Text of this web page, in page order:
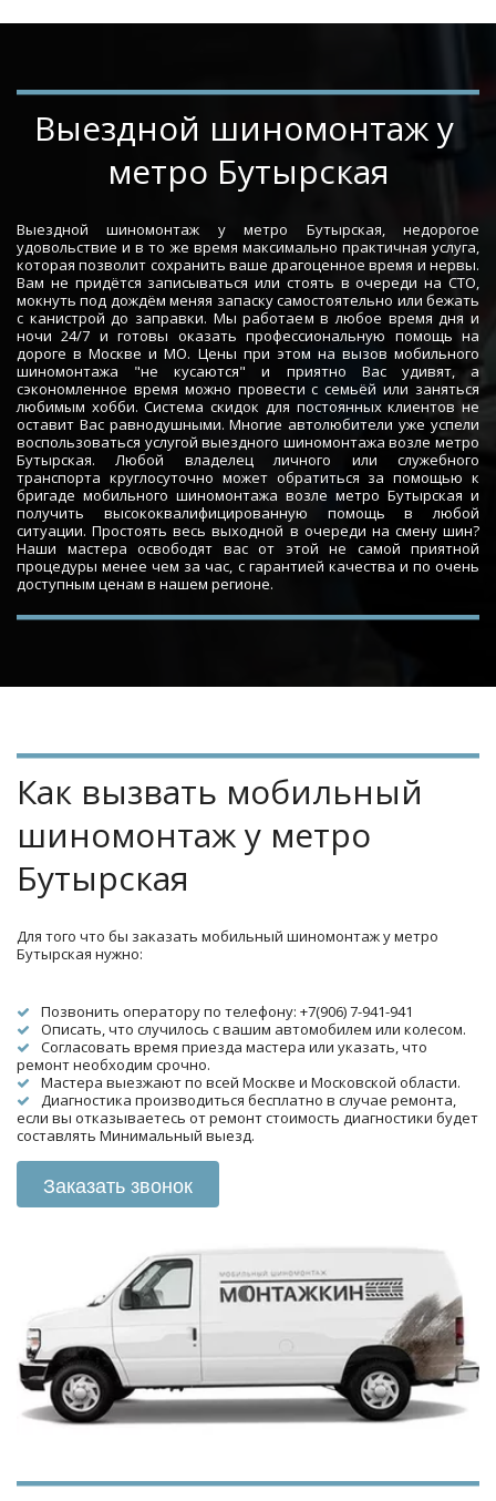
­­­­Выездной шиномонтаж у
метро Бутырская
Выездной шиномонтаж у метро Бутырская, недорогое
удовольствие и в то же время максимально практичная услуга,
которая позволит сохранить ваше драгоценное время и нервы.
Вам не придётся записываться или стоять в очереди на СТО,
мокнуть под дождём меняя запаску самостоятельно или бежать
с канистрой до заправки. Мы работаем в любое время дня и
ночи 24/7 и готовы оказать профессиональную помощь на
дороге в Москве и МО. Цены при этом на вызов мобильного
шиномонтажа "не кусаются" и приятно Вас удивят, а
сэкономленное время можно провести с семьёй или заняться
любимым хобби. Система скидок для постоянных клиентов не
оставит Вас равнодушными. Многие автолюбители уже успели
воспользоваться услугой выездного шиномонтажа возле метро
Бутырская. Любой владелец личного или служебного
транспорта круглосуточно может обратиться за помощью к
бригаде мобильного шиномонтажа возле метро Бутырская и
получить высококвалифицированную помощь в любой
ситуации. Простоять весь выходной в очереди на смену шин?
Наши мастера освободят вас от этой не самой приятной
процедуры менее чем за час, с гарантией качества и по очень
доступным ценам в нашем регионе.
Как вызвать мобильный
шиномонтаж у метро
Бутырская
Для того что бы заказать мобильный шиномонтаж у метро
Бутырская нужно:
Позвонить оператору по телефону: +7(906) 7-941-941
Описать, что случилось с вашим автомобилем или колесом.
Согласовать время приезда мастера или указать, что
ремонт необходим срочно.
Мастера выезжают по всей Москве и Московской области.
Диагностика производиться бесплатно в случае ремонта,
если вы отказываетесь от ремонт стоимость диагностики будет
составлять Минимальный выезд.
Заказать звонок